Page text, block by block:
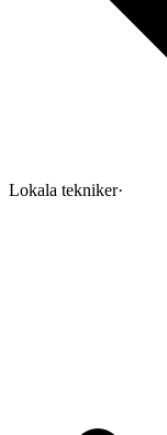
Lokala tekniker·